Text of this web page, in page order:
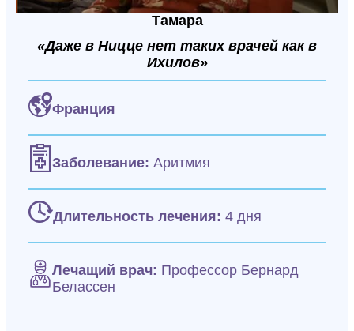
Тамара
«Даже в Ницце нет таких врачей как в
Ихилов»
Франция
Заболевание: Аритмия
Длительность лечения: 4 дня
Лечащий врач: Профессор Бернард
Белассен